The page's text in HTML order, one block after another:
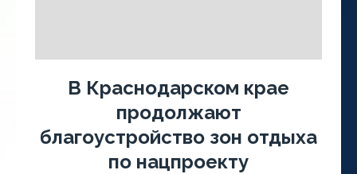
В Краснодарском крае
продолжают
благоустройство зон отдыха
по нацпроекту